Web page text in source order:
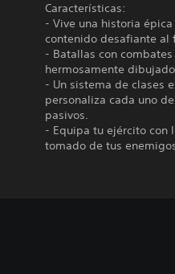
Características:
- Vive una historia
contenido desafiante al
- Batallas con
hermosamente
- Un sistema de clases
personaliza cada uno
pasivos.
- Equipa tu ejército con
tomado de tus